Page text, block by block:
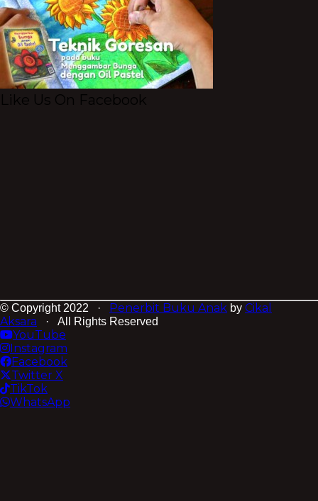
Like Us On Facebook
© Copyright 2022 · Penerbit Buku Anak by Cikal
Aksara · All Rights Reserved
YouTube
Instagram
Facebook
Twitter X
TikTok
WhatsApp